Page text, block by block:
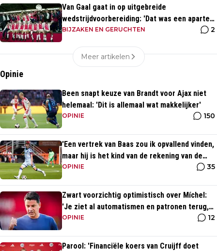
Van Gaal gaat in op uitgebreide
wedstrijdvoorbereiding: 'Dat was een aparte
discipline, een ritme'
BIJZAKEN EN GERUCHTEN 2
Meer artikelen
Opinie
Been snapt keuze van Brandt voor Ajax niet
helemaal: 'Dit is allemaal wat makkelijker'
OPINIE 150
'Een vertrek van Baas zou ik opvallend vinden,
maar hij is het kind van de rekening van de
komst van Blind'
OPINIE 35
Zwart voorzichtig optimistisch over Míchel:
'Je ziet al automatismen en patronen terug,
maar...'
OPINIE 12
Parool: 'Financiële koers van Cruijff doet